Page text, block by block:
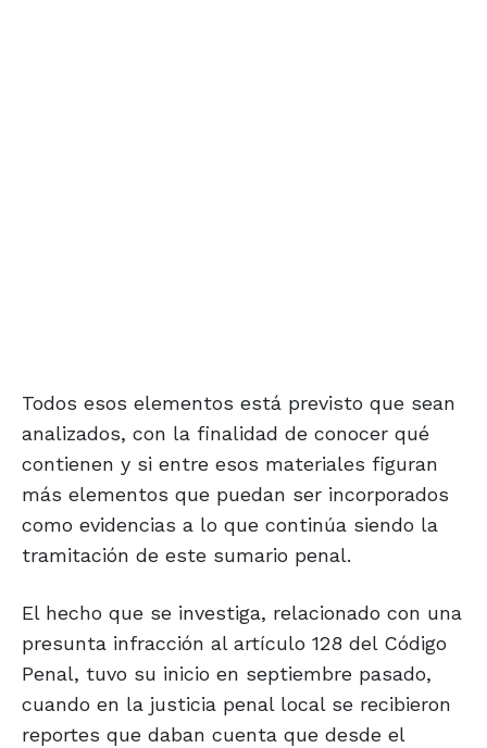
Todos esos elementos está previsto que sean
analizados, con la finalidad de conocer qué
contienen y si entre esos materiales figuran
más elementos que puedan ser incorporados
como evidencias a lo que continúa siendo la
tramitación de este sumario penal.
El hecho que se investiga, relacionado con una
presunta infracción al artículo 128 del Código
Penal, tuvo su inicio en septiembre pasado,
cuando en la justicia penal local se recibieron
reportes que daban cuenta que desde el